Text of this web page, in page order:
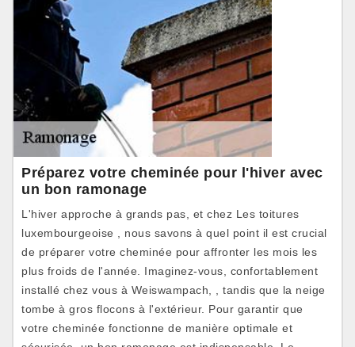
Préparez votre cheminée pour l'hiver avec
un bon ramonage
L'hiver approche à grands pas, et chez Les toitures
luxembourgeoise , nous savons à quel point il est crucial
de préparer votre cheminée pour affronter les mois les
plus froids de l'année. Imaginez-vous, confortablement
installé chez vous à Weiswampach, , tandis que la neige
tombe à gros flocons à l'extérieur. Pour garantir que
votre cheminée fonctionne de manière optimale et